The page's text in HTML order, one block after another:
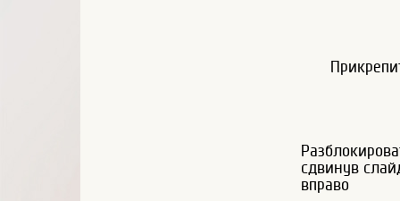
сдвинув
вправо